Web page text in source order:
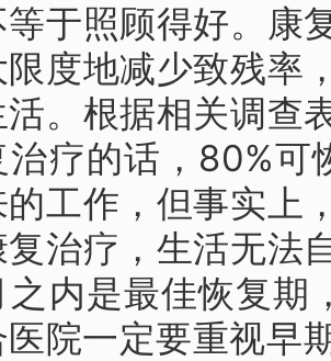
于照顾得好。 康
度地减少致残率
。 根据相关调查
治疗的话，80%
工作，但事实上
治疗，生活无法
之内是最佳恢复
院一定要重视早